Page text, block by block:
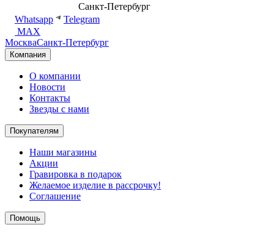
Санкт-Петербург
Whatsapp
Telegram
MAX
МоскваСанкт-Петербург
Компания
О компании
Новости
Контакты
Звезды с нами
Покупателям
Наши магазины
Акции
Гравировка в подарок
Желаемое изделие в рассрочку!
Соглашение
Помощь